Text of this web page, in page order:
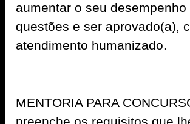
aumentar o seu desempenho
questões e ser aprovado(a),
atendimento humanizado.
MENTORIA PARA